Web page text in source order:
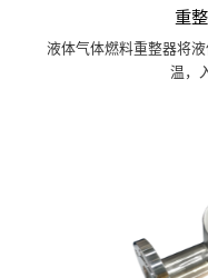
重
液体气体燃料重整器将
温，